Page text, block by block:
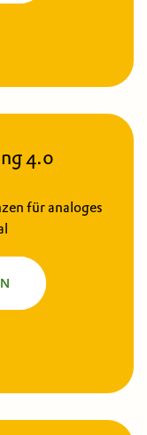
4.0
für analoges